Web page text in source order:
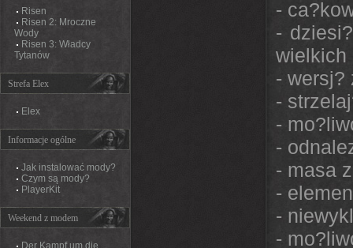
Risen
Risen 2: Mroczne
Wody
Risen 3: Władcy
Tytanów
Strefa Elex
Elex
Informacje ogólne
Jak instalować mody?
Czym są mody?
PlayerKit
Weekend z modem
Der Kampf um die
-
-
wielkich
- wersj?
-
-
-
- masa
-
-
-